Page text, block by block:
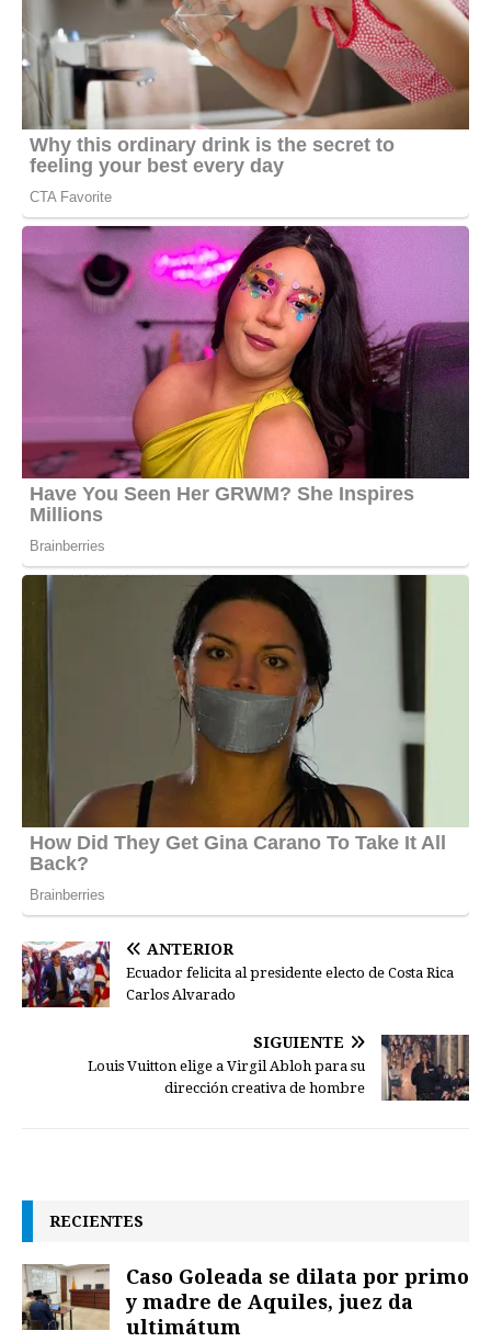
ANTERIOR
Ecuador felicita al presidente electo de Costa Rica
Carlos Alvarado
SIGUIENTE
Louis Vuitton elige a Virgil Abloh para su
dirección creativa de hombre
RECIENTES
Caso Goleada se dilata por primo
y madre de Aquiles, juez da
ultimátum